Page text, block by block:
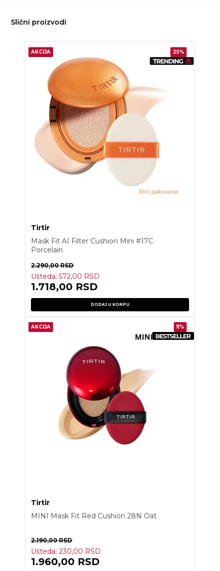
Slični proizvodi
AKCIJA 25%
Tirtir
Mask Fit AI Filter Cushion Mini #17C
Porcelain
2.290,00RSD
Ušteda:572,00 RSD
1.718,00 RSD
DODAJ U KORPU
AKCIJA 11%
Tirtir
MINI Mask Fit Red Cushion 28N Oat
2.190,00RSD
Ušteda:230,00 RSD
1.960,00 RSD